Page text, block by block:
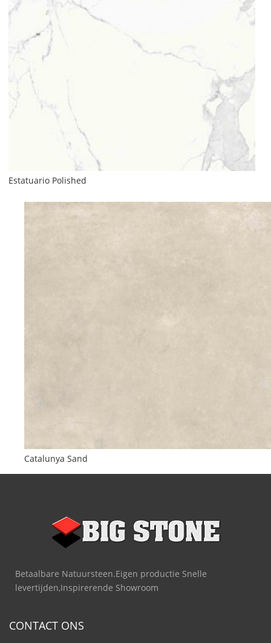
Estatuario Polished
Catalunya Sand
Betaalbare Natuursteen.Eigen productie Snelle
levertijden,Inspirerende Showroom
CONTACT ONS